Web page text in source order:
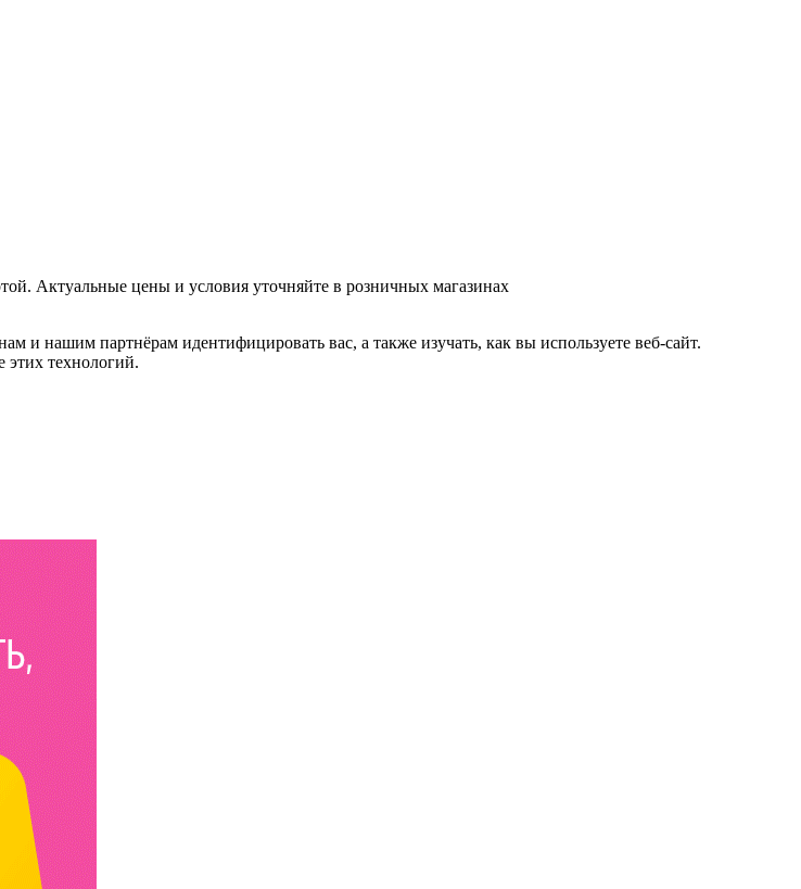
Актуальные цены и условия уточняйте в розничных магазинах
и нашим партнёрам идентифицировать вас, а также изучать, как вы используете веб-сайт.
этих технологий.